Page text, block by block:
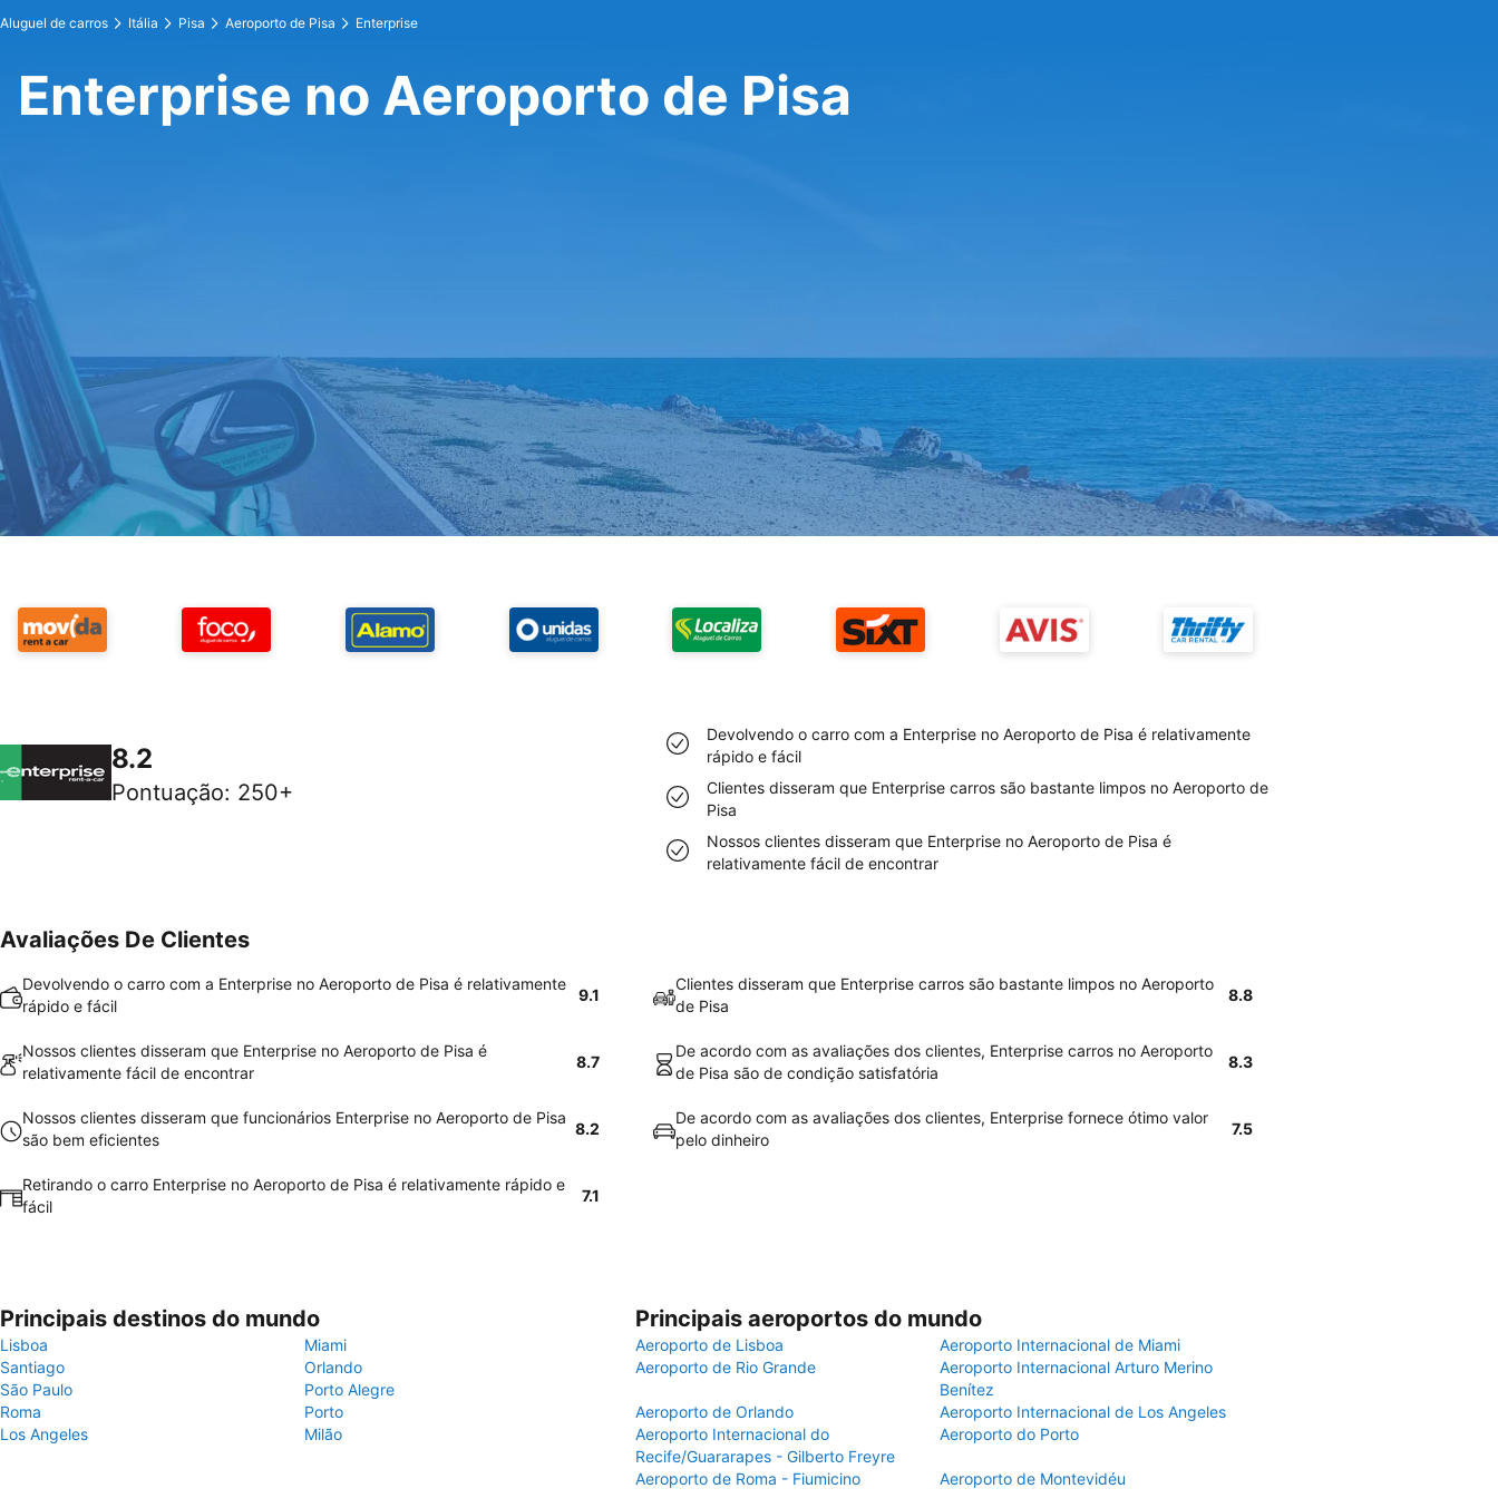
Aluguel de carros Itália Pisa Aeroporto de Pisa Enterprise
Enterprise no Aeroporto de Pisa
8.2
Pontuação: 250+
Devolvendo o carro com a Enterprise no Aeroporto de Pisa é relativamente
rápido e fácil
Clientes disseram que Enterprise carros são bastante limpos no Aeroporto de
Pisa
Nossos clientes disseram que Enterprise no Aeroporto de Pisa é
relativamente fácil de encontrar
Avaliações De Clientes
Devolvendo o carro com a Enterprise no Aeroporto de Pisa é relativamente
rápido e fácil
9.1
Clientes disseram que Enterprise carros são bastante limpos no Aeroporto
de Pisa
8.8
Nossos clientes disseram que Enterprise no Aeroporto de Pisa é
relativamente fácil de encontrar
8.7
De acordo com as avaliações dos clientes, Enterprise carros no Aeroporto
de Pisa são de condição satisfatória
8.3
Nossos clientes disseram que funcionários Enterprise no Aeroporto de Pisa
são bem eficientes
8.2
De acordo com as avaliações dos clientes, Enterprise fornece ótimo valor
pelo dinheiro
7.5
Retirando o carro Enterprise no Aeroporto de Pisa é relativamente rápido e
fácil
7.1
Principais destinos do mundo
Lisboa
Miami
Santiago
Orlando
São Paulo
Porto Alegre
Roma
Porto
Los Angeles
Milão
Principais aeroportos do mundo
Aeroporto de Lisboa
Aeroporto Internacional de Miami
Aeroporto de Rio Grande
Aeroporto Internacional Arturo Merino
Benítez
Aeroporto de Orlando
Aeroporto Internacional de Los Angeles
Aeroporto Internacional do
Recife/Guararapes - Gilberto Freyre
Aeroporto do Porto
Aeroporto de Roma - Fiumicino Aeroporto de Montevidéu